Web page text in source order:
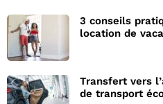
3 conseils
location de
Transfert vers
de transport